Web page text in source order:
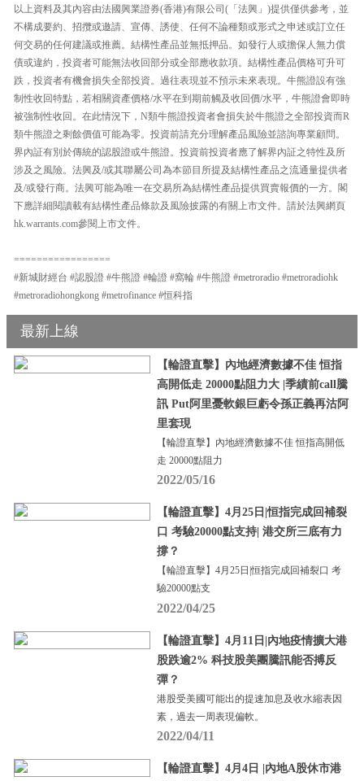
以上資料及其內容由法國興業證券(香港)有限公司(「法興」)提供僅供參考，並
不構成要約、招攬或邀請、宣傳、誘使、任何不論種類或形式之申述或訂立任
何交易的任何建議或推薦。結構性產品並無抵押品。如發行人或擔保人無力償
債或違約，投資者可能無法收回部分或全部應收款項。結構性產品價格可升可
跌，投資者有機會損失全部投資。過往表現並不預示未來表現。牛熊證設有強
制性收回特點，若相關資產價格/水平在到期前觸及收回價/水平，牛熊證會即時
被強制性收回。在此情況下，N類牛熊證投資者會損失於牛熊證之全部投資而R
類牛熊證之剩餘價值可能為零。投資前請充分理解產品風險並諮詢專業顧問。
界內証有別於傳統的認股證或牛熊證。投資前投資者應了解界內証之特性及所
涉及之風險。法興及/或其聯屬公司為本節目所提及結構性產品之流通量提供者
及/或發行商。法興可能為唯一在交易所為結構性產品提供買賣報價的一方。閣
下應詳細閱讀載有結構性產品條款及風險披露的有關上市文件。請於法興網頁
hk.warrants.com參閱上市文件。
=================
#新城財經台 #認股證 #牛熊證 #輪證 #窩輪 #牛熊證 #metroradio #metroradiohk
#metroradiohongkong #metrofinance #恒科指
最新上線
【輪證直擊】內地經濟數據不佳 恒指
高開低走 20000點阻力大 |季績前call騰
訊 Put阿里憂軟銀巨虧令孫正義再沽阿
里套現
【輪證直擊】內地經濟數據不佳 恒指高開低
走 20000點阻力
2022/05/16
【輪證直擊】4月25日|恒指完成回補裂
口 考驗20000點支持| 港交所三底有力
撐？
【輪證直擊】4月25日|恒指完成回補裂口 考
驗20000點支
2022/04/25
【輪證直擊】4月11日|內地疫情擴大港
股跌逾2% 科技股美團騰訊能否搏反
彈？
港股受美國可能出的提速加息及收水縮表因
素，過去一周表現偏軟。
2022/04/11
【輪證直擊】4月4日 |內地A股休市港